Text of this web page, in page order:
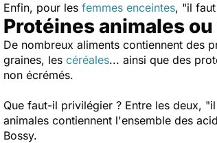
Enfin, pour les femmes enceintes, "il
Protéines animales
De nombreux aliments contiennent des
graines, les céréales... ainsi que des
non écrémés.
Que faut-il privilégier ? Entre les deux,
animales contiennent l'ensemble des
Bossy.